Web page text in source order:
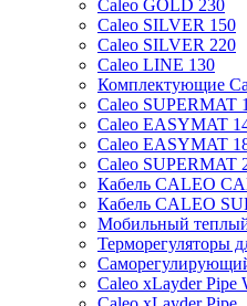
Caleo GOLD 230
Caleo SILVER 150
Caleo SILVER 220
Caleo LINE 130
Комплектующие
Caleo SUPERMAT
Caleo EASYMAT
Caleo EASYMAT
Caleo SUPERMAT
Кабель CALEO
Кабель CALEO
Мобильный
Терморегуляторы
Caleo xLayder Pipe